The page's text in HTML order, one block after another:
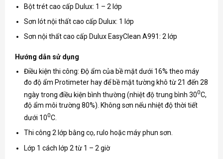
Bột trét cao cấp Dulux: 1 – 2 lớp
Sơn lót nội thất cao cấp Dulux: 1 lớp
Sơn nội thất cao cấp Dulux EasyClean A991: 2 lớp
Hướng dẫn sử dụng
Điều kiện thi công: Độ ẩm của bề mặt dưới 16% theo máy
đo độ ẩm Protimeter hay để bề mặt tường khô từ 21 đến 28
ngày trong điều kiện bình thường (nhiệt độ trung bình 300C,
độ ẩm môi trường 80%). Không sơn nếu nhiệt độ thời tiết
dưới 100C.
Thi công 2 lớp bằng cọ, rulo hoặc máy phun sơn.
Lớp 1 cách lớp 2 từ 1 – 2 giờ